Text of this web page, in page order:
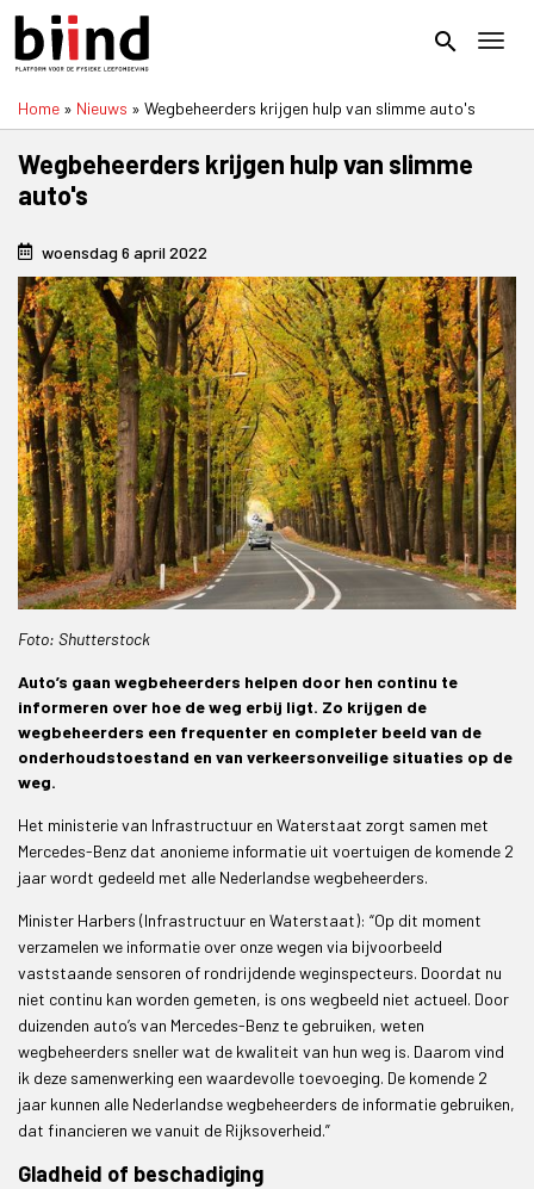
Overslaan
naar
inhoud
search
Home Nieuws Wegbeheerders krijgen hulp van slimme auto's
Wegbeheerders krijgen hulp van slimme
auto's
woensdag 6 april 2022
Foto: Shutterstock
Auto’s gaan wegbeheerders helpen door hen continu te
informeren over hoe de weg erbij ligt. Zo krijgen de
wegbeheerders een frequenter en completer beeld van de
onderhoudstoestand en van verkeersonveilige situaties op de
weg.
Het ministerie van Infrastructuur en Waterstaat zorgt samen met
Mercedes-Benz dat anonieme informatie uit voertuigen de komende 2
jaar wordt gedeeld met alle Nederlandse wegbeheerders.
Minister Harbers (Infrastructuur en Waterstaat): “Op dit moment
verzamelen we informatie over onze wegen via bijvoorbeeld
vaststaande sensoren of rondrijdende weginspecteurs. Doordat nu
niet continu kan worden gemeten, is ons wegbeeld niet actueel. Door
duizenden auto’s van Mercedes-Benz te gebruiken, weten
wegbeheerders sneller wat de kwaliteit van hun weg is. Daarom vind
ik deze samenwerking een waardevolle toevoeging. De komende 2
jaar kunnen alle Nederlandse wegbeheerders de informatie gebruiken,
dat financieren we vanuit de Rijksoverheid.”
Gladheid of beschadiging